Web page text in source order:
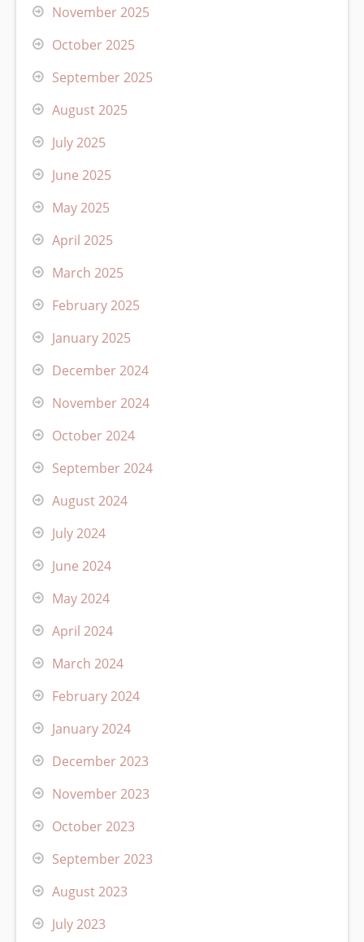
November 2025
October 2025
September 2025
August 2025
July 2025
June 2025
May 2025
April 2025
March 2025
February 2025
January 2025
December 2024
November 2024
October 2024
September 2024
August 2024
July 2024
June 2024
May 2024
April 2024
March 2024
February 2024
January 2024
December 2023
November 2023
October 2023
September 2023
August 2023
July 2023